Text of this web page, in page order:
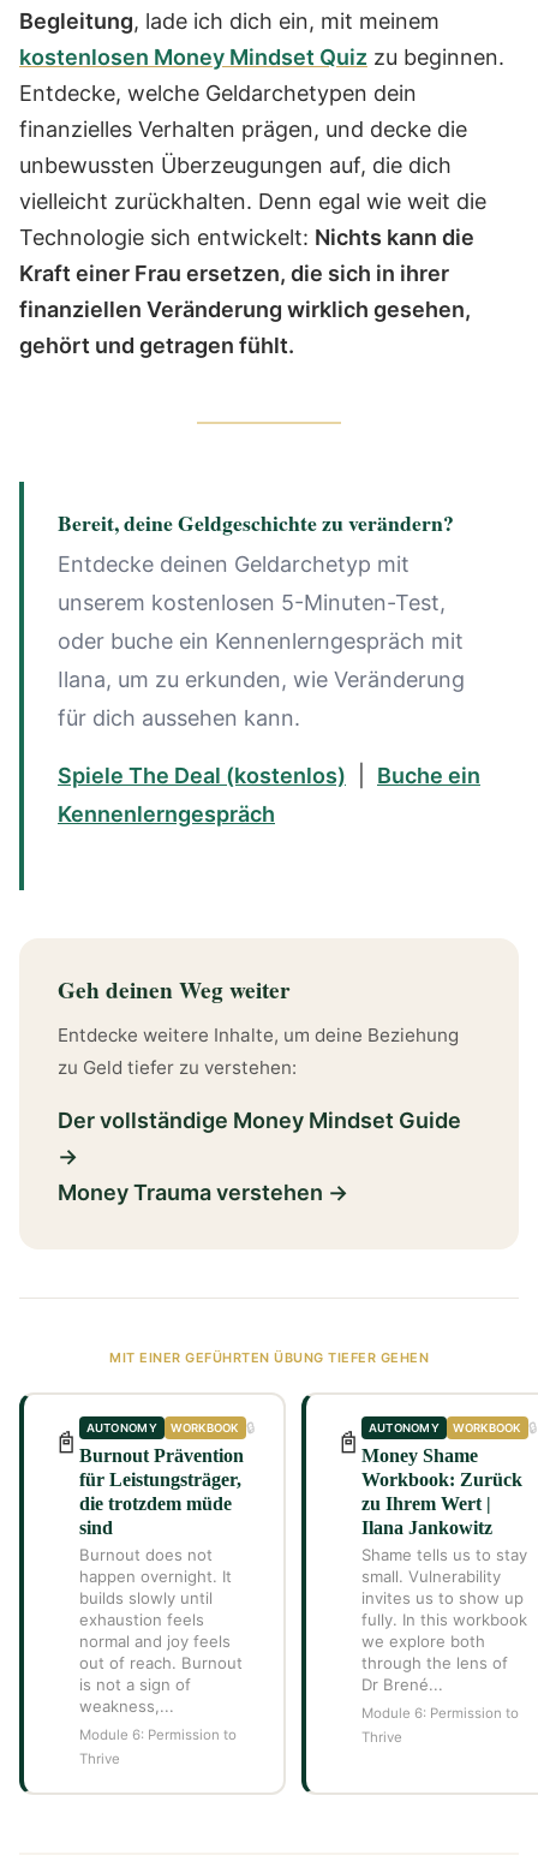
Begleitung, lade ich dich ein, mit meinem
kostenlosen Money Mindset Quiz zu beginnen.
Entdecke, welche Geldarchetypen dein
finanzielles Verhalten prägen, und decke die
unbewussten Überzeugungen auf, die dich
vielleicht zurückhalten. Denn egal wie weit die
Technologie sich entwickelt: Nichts kann die
Kraft einer Frau ersetzen, die sich in ihrer
finanziellen Veränderung wirklich gesehen,
gehört und getragen fühlt.
Bereit, deine Geldgeschichte zu verändern?
Entdecke deinen Geldarchetyp mit
unserem kostenlosen 5-Minuten-Test,
oder buche ein Kennenlerngespräch mit
Ilana, um zu erkunden, wie Veränderung
für dich aussehen kann.
Spiele The Deal (kostenlos)
Buche ein
Kennenlerngespräch
Geh deinen Weg weiter
Entdecke weitere Inhalte, um deine Beziehung
zu Geld tiefer zu verstehen:
Der vollständige Money Mindset Guide
→
Money Trauma verstehen →
MIT EINER GEFÜHRTEN ÜBUNG TIEFER GEHEN
📓 AUTONOMY WORKBOOK
Burnout Prävention
für Leistungsträger,
die trotzdem müde
sind
Burnout does not
happen overnight. It
builds slowly until
exhaustion feels
normal and joy feels
out of reach. Burnout
is not a sign of
weakness,...
Module 6: Permission to
Thrive
🔒 📓 AUTONOMY WORKBOOK
Money Shame
Workbook: Zurück
zu Ihrem Wert |
Ilana Jankowitz
Shame tells us to stay
small. Vulnerability
invites us to show up
fully. In this workbook
we explore both
through the lens of
Dr Brené...
Module 6: Permission to
Thrive
🔒